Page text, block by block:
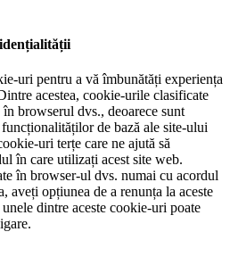
uri pentru a vă îmbunătăți experiența
acestea, cookie-urile clasificate
browserul dvs., deoarece sunt
de bază ale site-ului
uri terțe care ne ajută să
în care utilizați acest site web.
în browser-ul dvs. numai cu acordul
aveți opțiunea de a renunța la aceste
dintre aceste cookie-uri poate